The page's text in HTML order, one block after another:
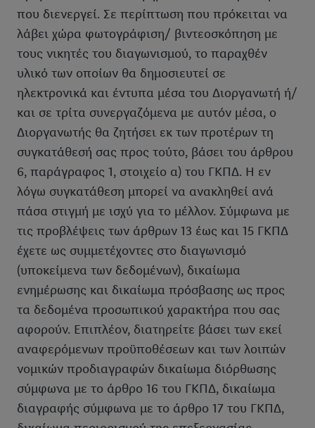
που διενεργεί. Σε περίπτωση που πρόκειται να
λάβει χώρα φωτογράφιση/ βιντεοσκόπηση με
τους νικητές του διαγωνισμού, το παραχθέν
υλικό των οποίων θα δημοσιευτεί σε
ηλεκτρονικά και έντυπα μέσα του Διοργανωτή ή/
και σε τρίτα συνεργαζόμενα με αυτόν μέσα, ο
Διοργανωτής θα ζητήσει εκ των προτέρων τη
συγκατάθεσή σας προς τούτο, βάσει του άρθρου
6, παράγραφος 1, στοιχείο α) του ΓΚΠΔ. Η εν
λόγω συγκατάθεση μπορεί να ανακληθεί ανά
πάσα στιγμή με ισχύ για το μέλλον. Σύμφωνα με
τις προβλέψεις των άρθρων 13 έως και 15 ΓΚΠΔ
έχετε ως συμμετέχοντες στο διαγωνισμό
(υποκείμενα των δεδομένων), δικαίωμα
ενημέρωσης και δικαίωμα πρόσβασης ως προς
τα δεδομένα προσωπικού χαρακτήρα που σας
αφορούν. Επιπλέον, διατηρείτε βάσει των εκεί
αναφερόμενων προϋποθέσεων και των λοιπών
νομικών προδιαγραφών δικαίωμα διόρθωσης
σύμφωνα με το άρθρο 16 του ΓΚΠΔ, δικαίωμα
διαγραφής σύμφωνα με το άρθρο 17 του ΓΚΠΔ,